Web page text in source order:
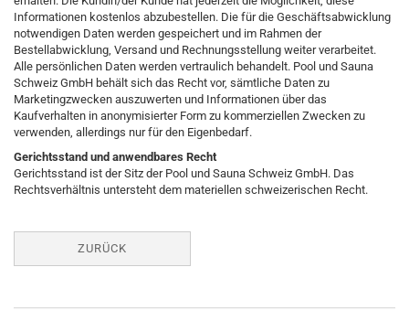
Informationen kostenlos abzubestellen. Die für die Geschäftsabwicklung
notwendigen Daten werden gespeichert und im Rahmen der
Bestellabwicklung, Versand und Rechnungsstellung weiter verarbeitet.
Alle persönlichen Daten werden vertraulich behandelt. Pool und Sauna
Schweiz GmbH behält sich das Recht vor, sämtliche Daten zu
Marketingzwecken auszuwerten und Informationen über das
Kaufverhalten in anonymisierter Form zu kommerziellen Zwecken zu
verwenden, allerdings nur für den Eigenbedarf.
Gerichtsstand und anwendbares Recht
Gerichtsstand ist der Sitz der Pool und Sauna Schweiz GmbH. Das
Rechtsverhältnis untersteht dem materiellen schweizerischen Recht.
ZURÜCK